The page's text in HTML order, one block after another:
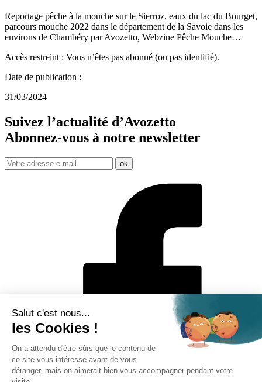
Reportage pêche à la mouche sur le Sierroz, eaux du lac du Bourget,
parcours mouche 2022 dans le département de la Savoie dans les
environs de Chambéry par Avozetto, Webzine Pêche Mouche…
Accès restreint : Vous n’êtes pas abonné (ou pas identifié).
Date de publication :
31/03/2024
Suivez l’actualité d’Avozetto
Abonnez-vous à notre newsletter